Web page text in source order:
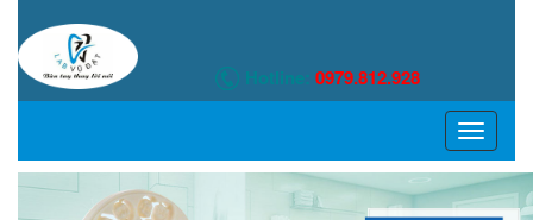
Hotline: 0979.812.928
TOGGLE